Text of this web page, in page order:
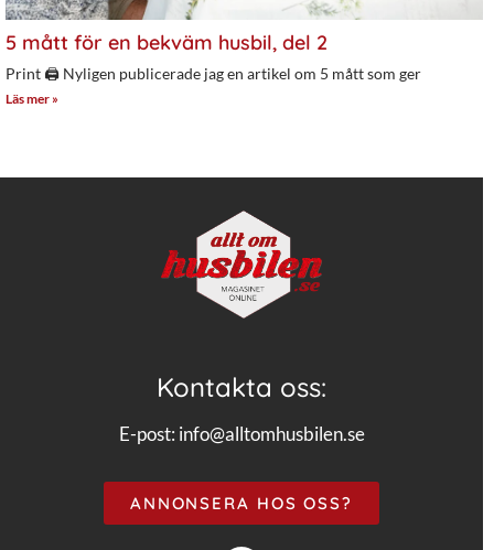
5 mått för en bekväm husbil, del 2
Print 🖨 Nyligen publicerade jag en artikel om 5 mått som ger
Läs mer »
Kontakta oss:
E-post: info@alltomhusbilen.se
ANNONSERA HOS OSS?